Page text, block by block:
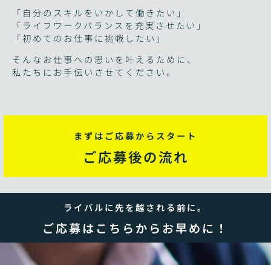
「自分のスキルをいかして働きたい」
「ライフワークバランスを充実させたい」
「初めてのお仕事に挑戦したい」
そんなお仕事への思いを叶えるために、
私たちにお手伝いさせてください。
まずはご応募からスタート
ご応募後の流れ
ライバルに先を越される前に。
ご応募はこちらからお早めに！